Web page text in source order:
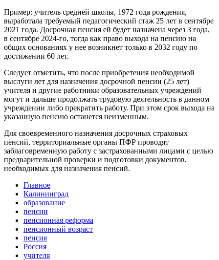
Пример: учитель средней школы, 1972 года рождения,
выработала требуемый педагогический стаж 25 лет в сентябре
2021 года. Досрочная пенсия ей будет назначена через 3 года,
в сентябре 2024-го, тогда как право выхода на пенсию на
общих основаниях у нее возникнет только в 2032 году по
достижении 60 лет.
Следует отметить, что после приобретения необходимой
выслуги лет для назначения досрочной пенсии (25 лет)
учителя и другие работники образовательных учреждений
могут и дальше продолжать трудовую деятельность в данном
учреждении либо прекратить работу. При этом срок выхода на
указанную пенсию останется неизменным.
Для своевременного назначения досрочных страховых
пенсий, территориальные органы ПФР проводят
заблаговременную работу с застрахованными лицами с целью
предварительной проверки и подготовки документов,
необходимых для назначения пенсий.
Главное
Калининград
образование
пенсии
пенсионная реформа
пенсионный возраст
пенсия
Россия
учителя